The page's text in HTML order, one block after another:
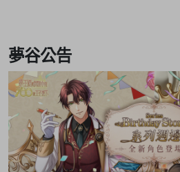
of
6
夢谷公告